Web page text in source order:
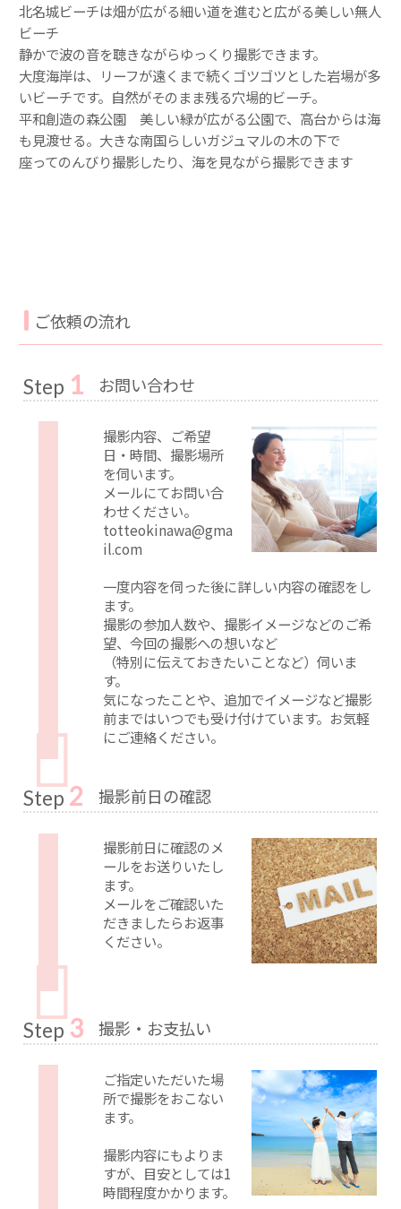
北名城ビーチは畑が広がる細い道を進むと広がる美しい無人
ビーチ
静かで波の音を聴きながらゆっくり撮影できます。
大度海岸は、リーフが遠くまで続くゴツゴツとした岩場が多
いビーチです。自然がそのまま残る穴場的ビーチ。
平和創造の森公園 美しい緑が広がる公園で、高台からは海
も見渡せる。大きな南国らしいガジュマルの木の下で
座ってのんびり撮影したり、海を見ながら撮影できます
ご依頼の流れ
Step 1 お問い合わせ
撮影内容、ご希望
日・時間、撮影場所
を伺います。
メールにてお問い合
わせください。
totteokinawa@gma
il.com
一度内容を伺った後に詳しい内容の確認をし
ます。
撮影の参加人数や、撮影イメージなどのご希
望、今回の撮影への想いなど
（特別に伝えておきたいことなど）伺いま
す。
気になったことや、追加でイメージなど撮影
前まではいつでも受け付けています。お気軽
にご連絡ください。
Step 2 撮影前日の確認
撮影前日に確認のメ
ールをお送りいたし
ます。
メールをご確認いた
だきましたらお返事
ください。
Step 3 撮影・お支払い
ご指定いただいた場
所で撮影をおこない
ます。
撮影内容にもよりま
すが、目安としては1
時間程度かかります。